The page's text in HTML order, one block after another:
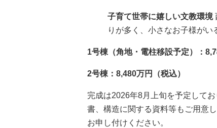
子育て世帯に嬉しい文教環境
りが多く、小さなお子様がい
1号棟（角地・電柱移設予定）：
2号棟：8,480万円（税込）
完成は2026年8月上旬を予定して
書、構造に関する資料等もご用意
お申し付けください。